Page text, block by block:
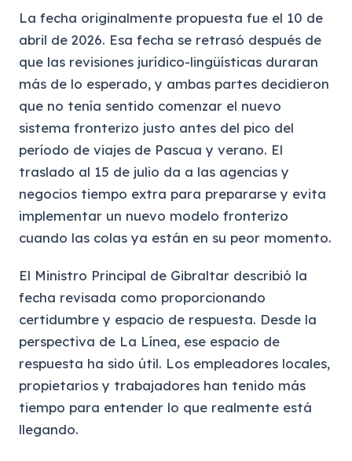
La fecha originalmente propuesta fue el 10 de
abril de 2026. Esa fecha se retrasó después de
que las revisiones jurídico-lingüísticas duraran
más de lo esperado, y ambas partes decidieron
que no tenía sentido comenzar el nuevo
sistema fronterizo justo antes del pico del
período de viajes de Pascua y verano. El
traslado al 15 de julio da a las agencias y
negocios tiempo extra para prepararse y evita
implementar un nuevo modelo fronterizo
cuando las colas ya están en su peor momento.
El Ministro Principal de Gibraltar describió la
fecha revisada como proporcionando
certidumbre y espacio de respuesta. Desde la
perspectiva de La Línea, ese espacio de
respuesta ha sido útil. Los empleadores locales,
propietarios y trabajadores han tenido más
tiempo para entender lo que realmente está
llegando.